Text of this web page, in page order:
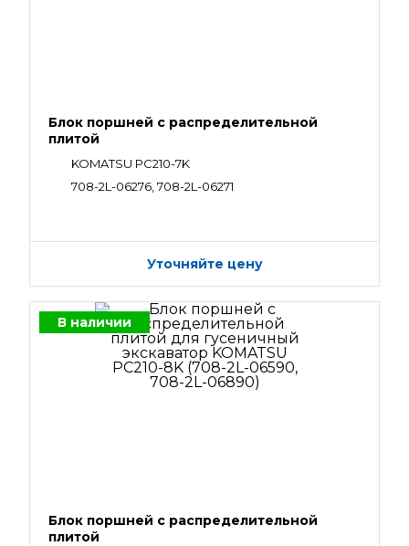
Блок поршней c распределительной
плитой
KOMATSU PC210-7K
708-2L-06276, 708-2L-06271
Уточняйте цену
В наличии
Блок поршней c распределительной
плитой